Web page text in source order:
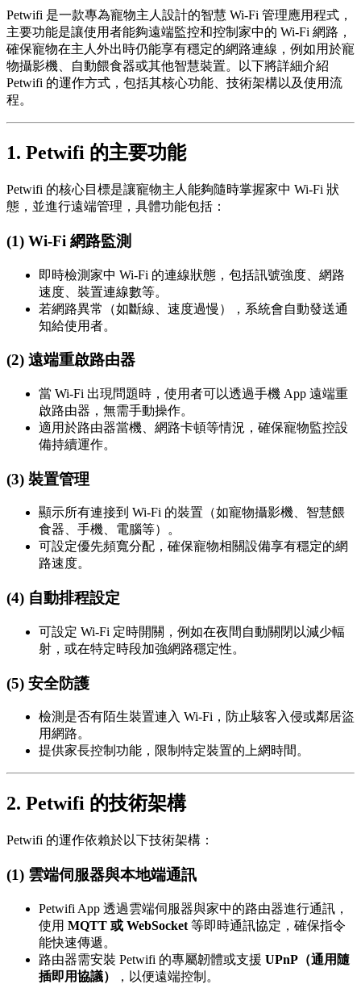
Petwifi 是一款專為寵物主人設計的智慧 Wi-Fi 管理應用程式，
主要功能是讓使用者能夠遠端監控和控制家中的 Wi-Fi 網路，
確保寵物在主人外出時仍能享有穩定的網路連線，例如用於寵
物攝影機、自動餵食器或其他智慧裝置。以下將詳細介紹
Petwifi 的運作方式，包括其核心功能、技術架構以及使用流
程。
1. Petwifi 的主要功能
Petwifi 的核心目標是讓寵物主人能夠隨時掌握家中 Wi-Fi 狀
態，並進行遠端管理，具體功能包括：
(1) Wi-Fi 網路監測
即時檢測家中 Wi-Fi 的連線狀態，包括訊號強度、網路
速度、裝置連線數等。
若網路異常（如斷線、速度過慢），系統會自動發送通
知給使用者。
(2) 遠端重啟路由器
當 Wi-Fi 出現問題時，使用者可以透過手機 App 遠端重
啟路由器，無需手動操作。
適用於路由器當機、網路卡頓等情況，確保寵物監控設
備持續運作。
(3) 裝置管理
顯示所有連接到 Wi-Fi 的裝置（如寵物攝影機、智慧餵
食器、手機、電腦等）。
可設定優先頻寬分配，確保寵物相關設備享有穩定的網
路速度。
(4) 自動排程設定
可設定 Wi-Fi 定時開關，例如在夜間自動關閉以減少輻
射，或在特定時段加強網路穩定性。
(5) 安全防護
檢測是否有陌生裝置連入 Wi-Fi，防止駭客入侵或鄰居盜
用網路。
提供家長控制功能，限制特定裝置的上網時間。
2. Petwifi 的技術架構
Petwifi 的運作依賴於以下技術架構：
(1) 雲端伺服器與本地端通訊
Petwifi App 透過雲端伺服器與家中的路由器進行通訊，
使用 MQTT 或 WebSocket 等即時通訊協定，確保指令
能快速傳遞。
路由器需安裝 Petwifi 的專屬韌體或支援 UPnP（通用隨
插即用協議）
，以便遠端控制。